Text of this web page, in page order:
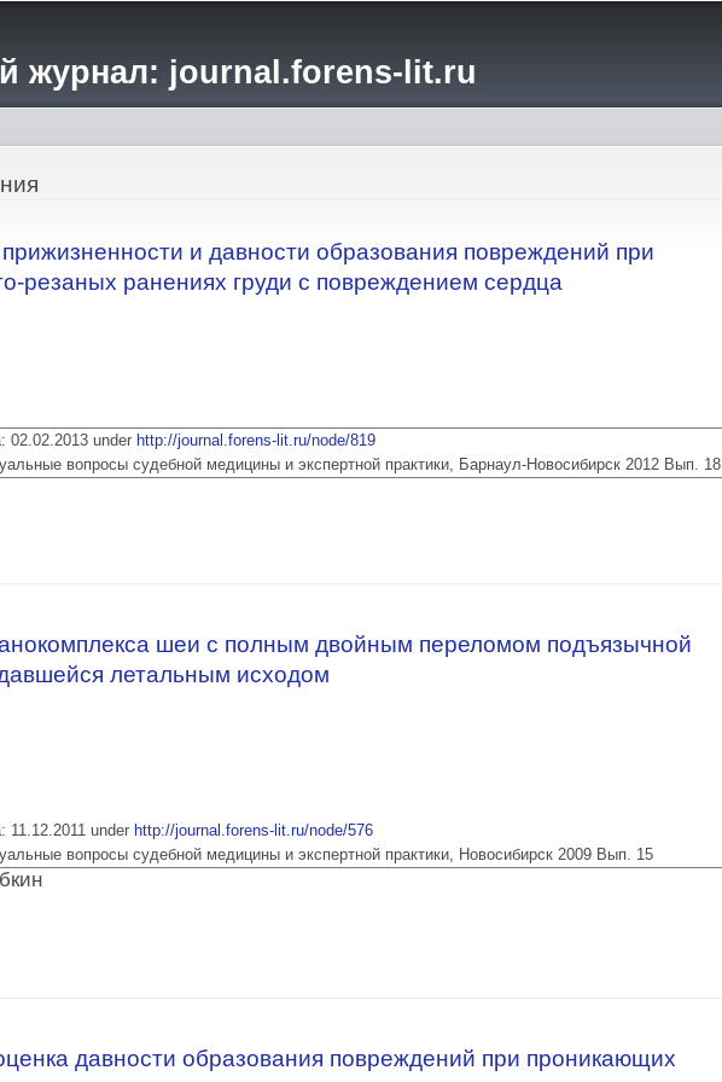
содержанию
журнал: journal.forens-lit.ru
и давности образования повреждений при
резаных ранениях груди с повреждением сердца
02.02.2013 under http://journal.forens-lit.ru/node/819
вопросы судебной медицины и экспертной практики, Барнаул-Новосибирск 2012 Вып. 18
шеи с полным двойным переломом подъязычной
летальным исходом
11.12.2011 under http://journal.forens-lit.ru/node/576
вопросы судебной медицины и экспертной практики, Новосибирск 2009 Вып. 15
давности образования повреждений при проникающих